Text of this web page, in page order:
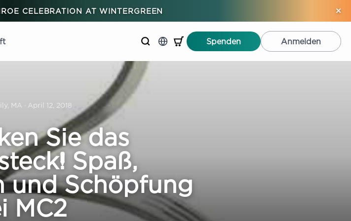
CELEBRATION AT WINTERGREEN ×
Spenden Anmelden
MA · April 12, 2018
Sie das
Spaß,
und Schöpfung
MC2